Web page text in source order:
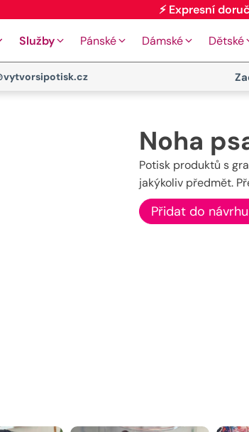
Služby Pánské Dámské Dětské
Noha
Potisk produktů s
jakýkoliv předmět.
Přidat do